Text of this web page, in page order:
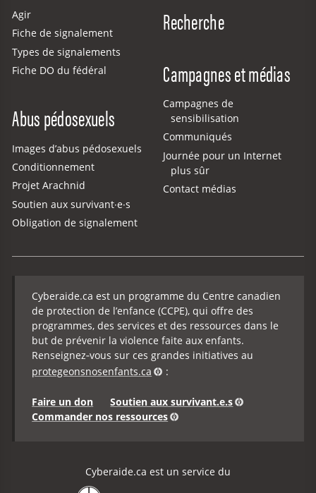
Agir
Fiche de signalement
Types de signalements
Fiche DO du fédéral
Abus pédosexuels
Images d’abus pédosexuels
Conditionnement
Projet Arachnid
Soutien aux survivant·e·s
Obligation de signalement
Recherche
Campagnes et médias
Campagnes de
sensibilisation
Communiqués
Journée pour un Internet
plus sûr
Contact médias
Cyberaide.ca est un programme du Centre canadien
de protection de l’enfance (CCPE), qui offre des
programmes, des services et des ressources dans le
but de prévenir la violence faite aux enfants.
Renseignez‑vous sur ces grandes initiatives au
protegeonsnosenfants.ca
:
Faire un don
Soutien aux survivant.e.s
Commander nos ressources
Cyberaide.ca est un service du